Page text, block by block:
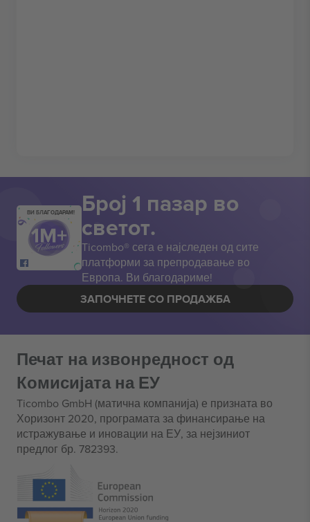
ВИ БЛАГОДАРАМ! Број 1 пазар во
светот.
Ticombo® сега е најследен од сите
платформи за препродавање во
Европа. Ви благодариме!
ЗАПОЧНЕТЕ СО ПРОДАЖБА
Печат на извонредност од
Комисијата на ЕУ
Ticombo GmbH (матична компанија) е призната во
Хоризонт 2020, програмата за финансирање на
истражување и иновации на ЕУ, за нејзиниот
предлог бр. 782393.